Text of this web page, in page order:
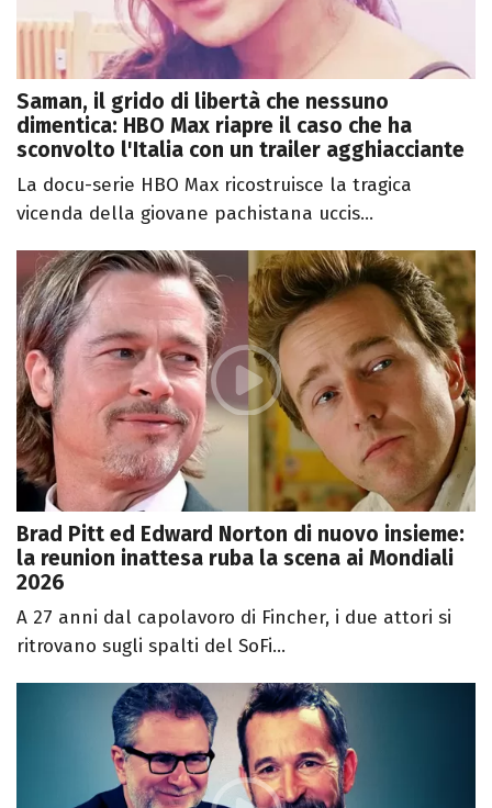
Saman, il grido di libertà che nessuno
dimentica: HBO Max riapre il caso che ha
sconvolto l'Italia con un trailer agghiacciante
La docu-serie HBO Max ricostruisce la tragica
vicenda della giovane pachistana uccis...
Brad Pitt ed Edward Norton di nuovo insieme:
la reunion inattesa ruba la scena ai Mondiali
2026
A 27 anni dal capolavoro di Fincher, i due attori si
ritrovano sugli spalti del SoFi...